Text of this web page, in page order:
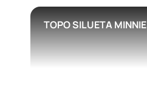
TOPO SILUETA MINNIE